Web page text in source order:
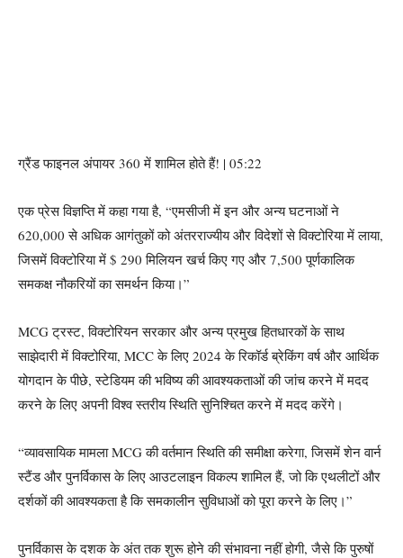
ग्रैंड फाइनल अंपायर 360 में शामिल होते हैं! | 05:22
एक प्रेस विज्ञप्ति में कहा गया है, “एमसीजी में इन और अन्य घटनाओं ने
620,000 से अधिक आगंतुकों को अंतरराज्यीय और विदेशों से विक्टोरिया में लाया,
जिसमें विक्टोरिया में $ 290 मिलियन खर्च किए गए और 7,500 पूर्णकालिक
समकक्ष नौकरियों का समर्थन किया।”
MCG ट्रस्ट, विक्टोरियन सरकार और अन्य प्रमुख हितधारकों के साथ
साझेदारी में विक्टोरिया, MCC के लिए 2024 के रिकॉर्ड ब्रेकिंग वर्ष और आर्थिक
योगदान के पीछे, स्टेडियम की भविष्य की आवश्यकताओं की जांच करने में मदद
करने के लिए अपनी विश्व स्तरीय स्थिति सुनिश्चित करने में मदद करेंगे।
“व्यावसायिक मामला MCG की वर्तमान स्थिति की समीक्षा करेगा, जिसमें शेन वार्न
स्टैंड और पुनर्विकास के लिए आउटलाइन विकल्प शामिल हैं, जो कि एथलीटों और
दर्शकों की आवश्यकता है कि समकालीन सुविधाओं को पूरा करने के लिए।”
पुनर्विकास के दशक के अंत तक शुरू होने की संभावना नहीं होगी, जैसे कि पुरुषों